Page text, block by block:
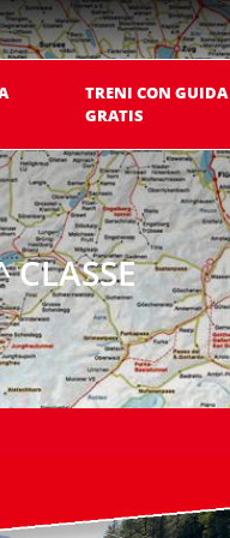
TRENI CON GUIDA
GRATIS